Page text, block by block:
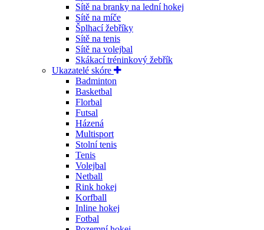
Sítě na branky na lední hokej
Sítě na míče
Šplhací žebříky
Sítě na tenis
Sítě na volejbal
Skákací tréninkový žebřík
Ukazatelé skóre
Badminton
Basketbal
Florbal
Futsal
Házená
Multisport
Stolní tenis
Tenis
Volejbal
Netball
Rink hokej
Korfball
Inline hokej
Fotbal